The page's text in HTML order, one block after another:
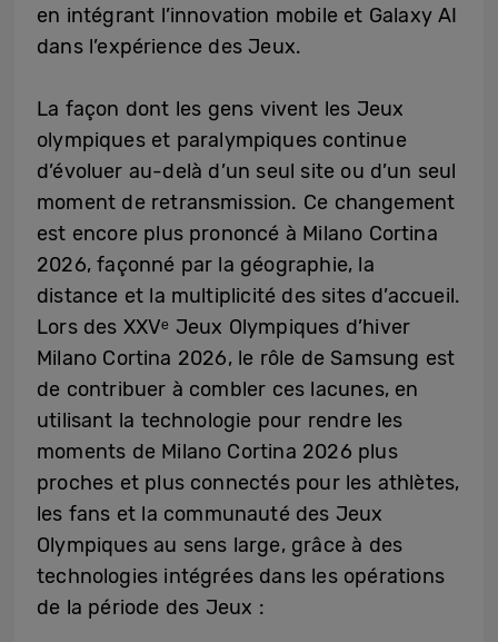
en intégrant l’innovation mobile et Galaxy AI
dans l’expérience des Jeux.
La façon dont les gens vivent les Jeux
olympiques et paralympiques continue
d’évoluer au-delà d’un seul site ou d’un seul
moment de retransmission. Ce changement
est encore plus prononcé à Milano Cortina
2026, façonné par la géographie, la
distance et la multiplicité des sites d’accueil.
Lors des XXVᵉ Jeux Olympiques d’hiver
Milano Cortina 2026, le rôle de Samsung est
de contribuer à combler ces lacunes, en
utilisant la technologie pour rendre les
moments de Milano Cortina 2026 plus
proches et plus connectés pour les athlètes,
les fans et la communauté des Jeux
Olympiques au sens large, grâce à des
technologies intégrées dans les opérations
de la période des Jeux :